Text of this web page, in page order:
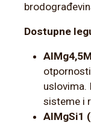
Dostupne
uslovima.
sisteme i
AlMgSi1